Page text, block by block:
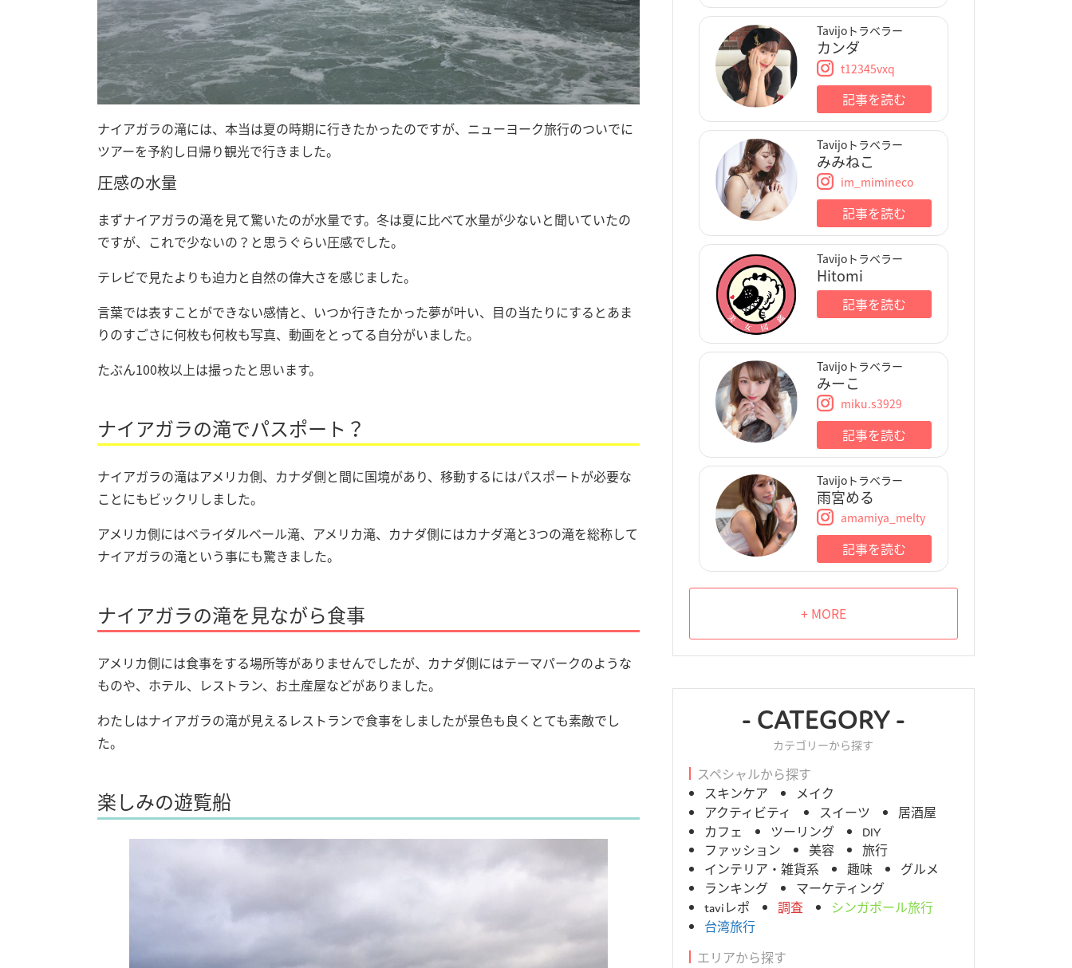
ナイアガラの滝には、本当は夏の時期に行きたかったのですが、ニューヨーク旅行のついでに
ツアーを予約し日帰り観光で行きました。
圧感の水量
まずナイアガラの滝を見て驚いたのが水量です。冬は夏に比べて水量が少ないと聞いていたの
ですが、これで少ないの？と思うぐらい圧感でした。
テレビで見たよりも迫力と自然の偉大さを感じました。
言葉では表すことができない感情と、いつか行きたかった夢が叶い、目の当たりにするとあま
りのすごさに何枚も何枚も写真、動画をとってる自分がいました。
たぶん100枚以上は撮ったと思います。
ナイアガラの滝でパスポート？
ナイアガラの滝はアメリカ側、カナダ側と間に国境があり、移動するにはパスポートが必要な
ことにもビックリしました。
アメリカ側にはベライダルベール滝、アメリカ滝、カナダ側にはカナダ滝と3つの滝を総称して
ナイアガラの滝という事にも驚きました。
ナイアガラの滝を見ながら食事
アメリカ側には食事をする場所等がありませんでしたが、カナダ側にはテーマパークのような
ものや、ホテル、レストラン、お土産屋などがありました。
わたしはナイアガラの滝が見えるレストランで食事をしましたが景色も良くとても素敵でし
た。
楽しみの遊覧船
Tavijoトラベラー
カンダ
t12345vxq
記事を読む
Tavijoトラベラー
みみねこ
im_mimineco
記事を読む
Tavijoトラベラー
Hitomi
記事を読む
Tavijoトラベラー
みーこ
miku.s3929
記事を読む
Tavijoトラベラー
雨宮める
amamiya_melty
記事を読む
+ MORE
- CATEGORY -
カテゴリーから探す
スペシャルから探す
スキンケア
メイク
アクティビティ
スイーツ
居酒屋
カフェ
ツーリング
DIY
ファッション
美容
旅行
インテリア・雑貨系
趣味
グルメ
ランキング
マーケティング
taviレポ
調査
シンガポール旅行
台湾旅行
エリアから探す